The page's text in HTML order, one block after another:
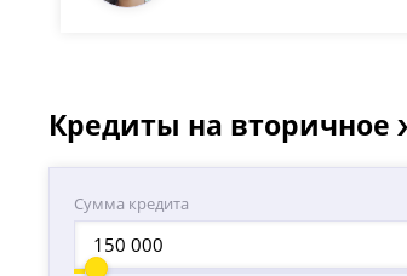
Кредиты на вторичное
Сумма кредита